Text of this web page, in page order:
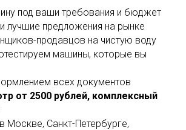
под ваши требования и бюджет
лучшие предложения на рынке
продавцов на чистую воду
машины, которые вы
всех документов
от 2500 рублей, комплексный
Москве, Санкт-Петербурге,